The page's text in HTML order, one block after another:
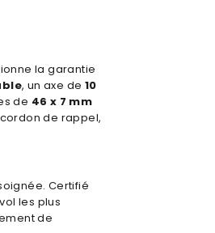
la garantie
, un axe de 10
de 46 x 7 mm
de rappel,
Certifié
les plus
de